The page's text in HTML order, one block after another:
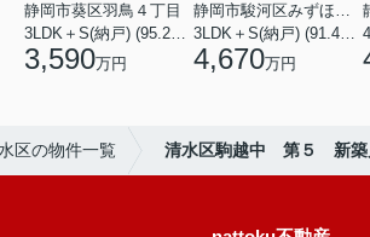
静岡市葵区羽鳥４丁目
3LDK＋S(納戸) (95.22㎡)
3,590万円
静岡市駿河区みずほ２丁目
3LDK＋S(納戸) (91.49㎡)
4,670万円
区の物件一覧 清水区駒越中 第５ 新